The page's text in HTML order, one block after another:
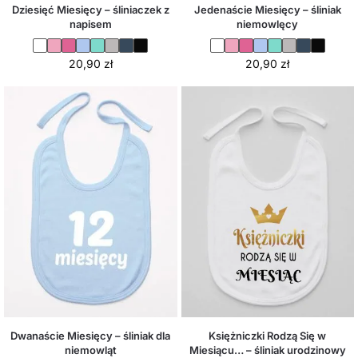
Dziesięć Miesięcy – śliniaczek z
napisem
20,90 zł
Jedenaście Miesięcy – śliniak
niemowlęcy
20,90 zł
Dwanaście Miesięcy – śliniak dla
niemowląt
Księżniczki Rodzą Się w
Miesiącu… – śliniak urodzinowy